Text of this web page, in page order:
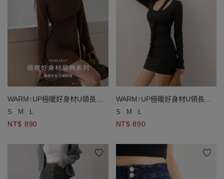
WARM↑UP極暖好身材U領長袖
發熱BRA短洋裝 ( 附細領巾 )
S M L
NT$ 890
WARM↑UP極暖好身材U領長袖
發熱BRA短洋裝 ( 附細領巾 )
S M L
NT$ 890